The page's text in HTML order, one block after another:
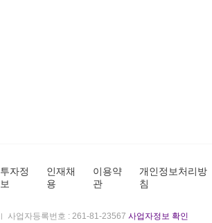
투자정
보
인재채
용
이용약
관
개인정보처리방
침
사업자등록번호 : 261-81-23567 사업자정보 확인